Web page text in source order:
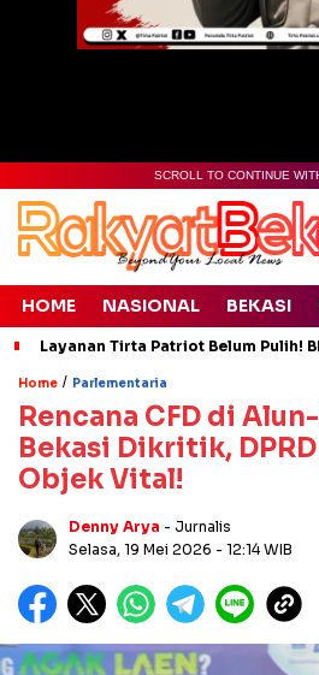
SCROLL TO CONTINUE
HOME NASIONAL BEKASI
Layanan Tirta Patriot Belum Pulih!
Home / Parlementaria
Rencana CFD di
Bekasi Dikritik,
Objek Vital!
Denny Arya - Jurnalis
Selasa, 19 Mei 2026 - 12:14 WIB